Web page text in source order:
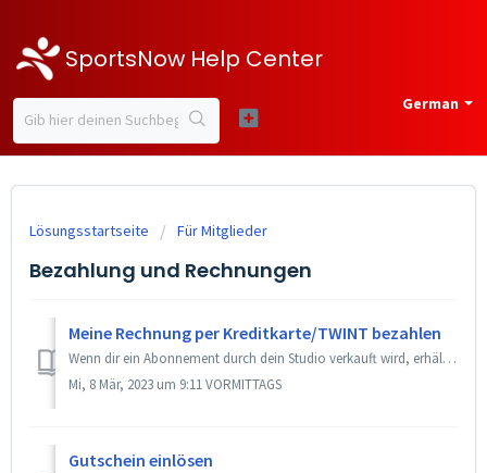
SportsNow Help Center
German
Lösungsstartseite Für Mitglieder
Bezahlung und Rechnungen
Meine Rechnung per Kreditkarte/TWINT bezahlen
Wenn dir ein Abonnement durch dein Studio verkauft wird, erhältst du eine offene Rechnung. Viele Studios bieten es an, dein Abonnement per Kreditkarte oder ...
Mi, 8 Mär, 2023 um 9:11 VORMITTAGS
Gutschein einlösen